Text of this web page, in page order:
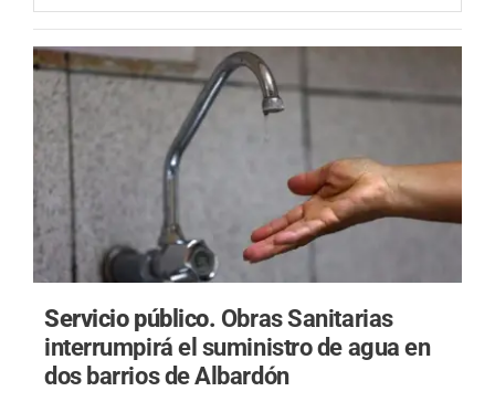
Servicio público. Obras Sanitarias
interrumpirá el suministro de agua en
dos barrios de Albardón